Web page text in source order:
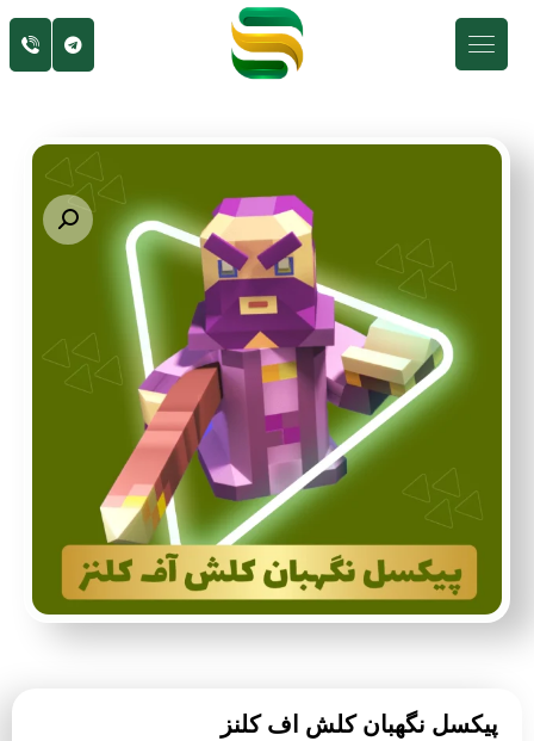
Enlarge the image
پیکسل نگهبان کلش اف کلنز